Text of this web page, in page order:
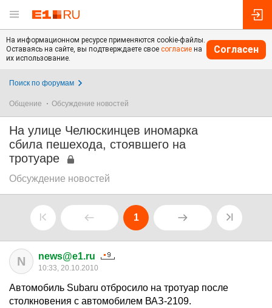
На информационном ресурсе применяются cookie-файлы.
Оставаясь на сайте, вы подтверждаете свое согласие на
их использование.
Согласен
Поиск по форумам
Общение Обсуждение новостей
На улице Челюскинцев иномарка
сбила пешехода, стоявшего на
тротуаре
Обсуждение новостей
1
N news@e1.ru
10:33, 20.10.2010
Автомобиль Subaru отбросило на тротуар после
столкновения с автомобилем ВАЗ-2109.